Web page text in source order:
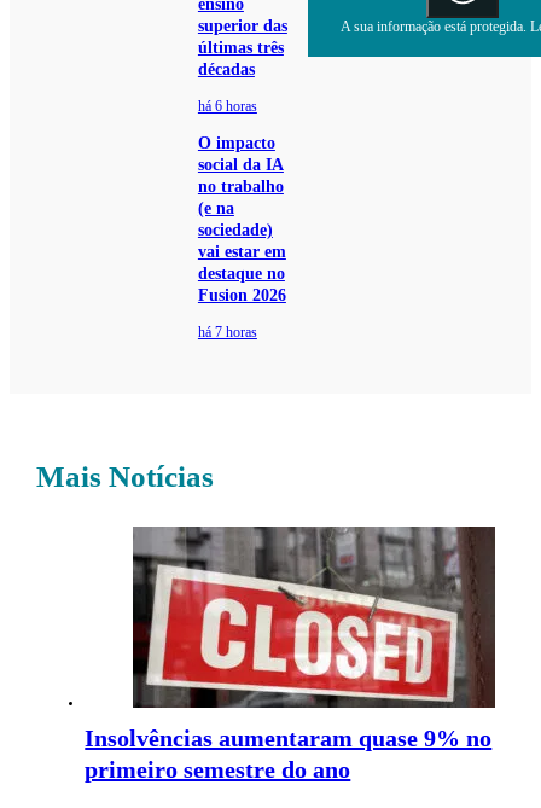
ensino
superior das
últimas três
décadas
há 6 horas
O impacto
social da IA
no trabalho
(e na
sociedade)
vai estar em
destaque no
Fusion 2026
há 7 horas
A sua informação está protegida.
Mais Notícias
Insolvências aumentaram quase 9% no
primeiro semestre do ano